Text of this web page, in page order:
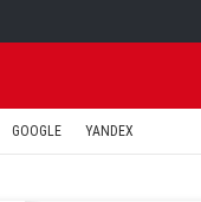
GOOGLE YANDEX